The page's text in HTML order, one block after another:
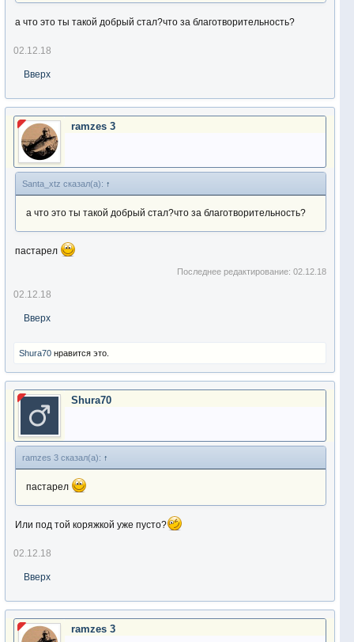
а что это ты такой добрый стал?что за благотворительность?
02.12.18
Вверх
ramzes 3
Santa_xtz сказал(а): ↑
а что это ты такой добрый стал?что за благотворительность?
пастарел
Последнее редактирование:02.12.18
02.12.18
Вверх
Shura70 нравится это.
Shura70
ramzes 3 сказал(а): ↑
пастарел
Или под той коряжкой уже пусто?
02.12.18
Вверх
ramzes 3